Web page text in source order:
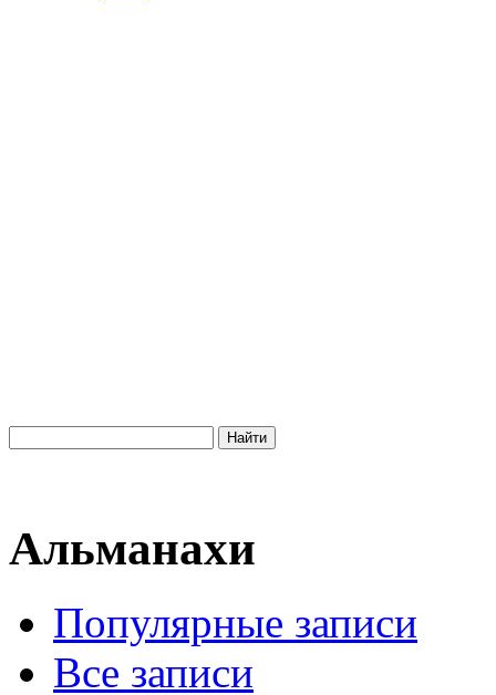
Альманахи
Популярные записи
Все записи